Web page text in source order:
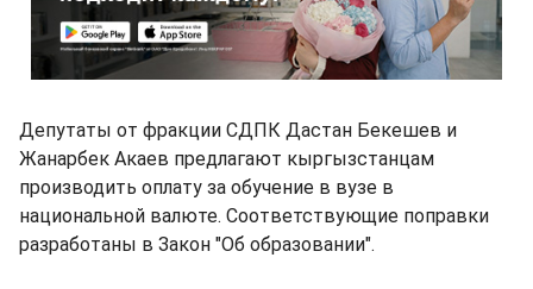
Депутаты от фракции СДПК Дастан Бекешев и
Жанарбек Акаев предлагают кыргызстанцам
производить оплату за обучение в вузе в
национальной валюте. Соответствующие поправки
разработаны в Закон "Об образовании".